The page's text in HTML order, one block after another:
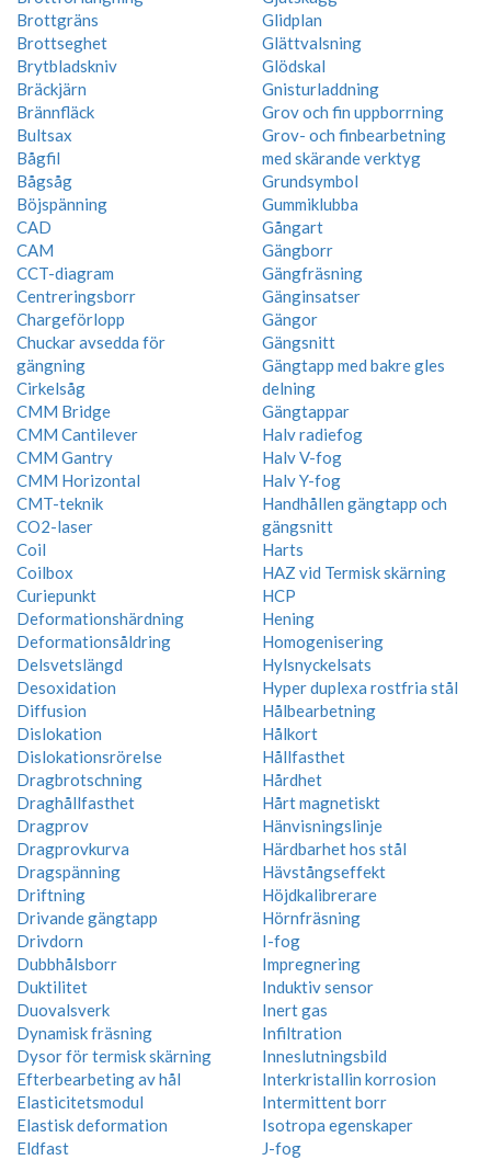
Brottgräns
Brottseghet
Brytbladskniv
Bräckjärn
Brännfläck
Bultsax
Bågfil
Bågsåg
Böjspänning
CAD
CAM
CCT-diagram
Centreringsborr
Chargeförlopp
Chuckar avsedda för
gängning
Cirkelsåg
CMM Bridge
CMM Cantilever
CMM Gantry
CMM Horizontal
CMT-teknik
CO2-laser
Coil
Coilbox
Curiepunkt
Deformationshärdning
Deformationsåldring
Delsvetslängd
Desoxidation
Diffusion
Dislokation
Dislokationsrörelse
Dragbrotschning
Draghållfasthet
Dragprov
Dragprovkurva
Dragspänning
Driftning
Drivande gängtapp
Drivdorn
Dubbhålsborr
Duktilitet
Duovalsverk
Dynamisk fräsning
Dysor för termisk skärning
Efterbearbeting av hål
Elasticitetsmodul
Elastisk deformation
Eldfast
Glidplan
Glättvalsning
Glödskal
Gnisturladdning
Grov och fin uppborrning
Grov- och finbearbetning
med skärande verktyg
Grundsymbol
Gummiklubba
Gångart
Gängborr
Gängfräsning
Gänginsatser
Gängor
Gängsnitt
Gängtapp med bakre gles
delning
Gängtappar
Halv radiefog
Halv V-fog
Halv Y-fog
Handhållen gängtapp och
gängsnitt
Harts
HAZ vid Termisk skärning
HCP
Hening
Homogenisering
Hylsnyckelsats
Hyper duplexa rostfria stål
Hålbearbetning
Hålkort
Hållfasthet
Hårdhet
Hårt magnetiskt
Hänvisningslinje
Härdbarhet hos stål
Hävstångseffekt
Höjdkalibrerare
Hörnfräsning
I-fog
Impregnering
Induktiv sensor
Inert gas
Infiltration
Inneslutningsbild
Interkristallin korrosion
Intermittent borr
Isotropa egenskaper
J-fog